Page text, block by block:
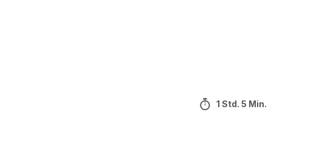
1 Std. 5 Min.